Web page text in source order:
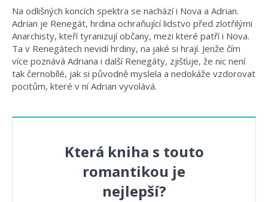
Na odlišných koncích spektra se nachází i Nova a Adrian.
Adrian je Renegát, hrdina ochraňující lidstvo před zlotřilými
Anarchisty, kteří tyranizují občany, mezi které patří i Nova.
Ta v Renegátech nevidí hrdiny, na jaké si hrají. Jenže čím
více poznává Adriana i další Renegáty, zjišťuje, že nic není
tak černobílé, jak si původně myslela a nedokáže vzdorovat
pocitům, které v ní Adrian vyvolává.
Která kniha s touto
romantikou je
nejlepší?